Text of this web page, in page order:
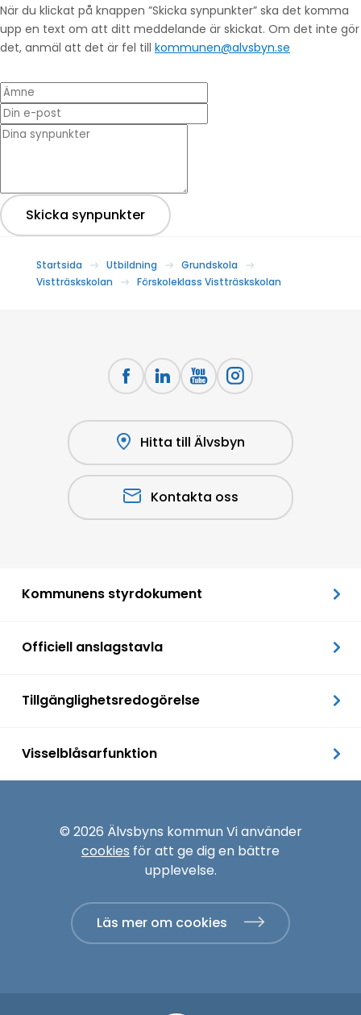
När du klickat på knappen ”Skicka synpunkter” ska det komma
upp en text om att ditt meddelande är skickat. Om det inte gör
det, anmäl att det är fel till kommunen@alvsbyn.se
Ämne
Din e-post
* Dina synpunkter
Skicka synpunkter
Startsida Utbildning
Grundskola
Vistträskskolan
Förskoleklass Vistträskskolan
Hitta till Älvsbyn
Kontakta oss
Kommunens styrdokument
Officiell anslagstavla
Tillgänglighetsredogörelse
Visselblåsarfunktion
© 2026 Älvsbyns kommun Vi använder
cookies för att ge dig en bättre
upplevelse.
Läs mer om cookies